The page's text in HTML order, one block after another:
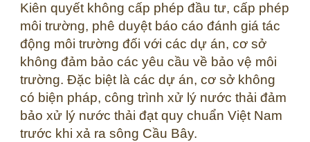
Kiên quyết không cấp phép đầu tư, cấp phép
môi trường, phê duyệt báo cáo đánh giá tác
động môi trường đối với các dự án, cơ sở
không đảm bảo các yêu cầu về bảo vệ môi
trường. Đặc biệt là các dự án, cơ sở không
có biện pháp, công trình xử lý nước thải đảm
bảo xử lý nước thải đạt quy chuẩn Việt Nam
trước khi xả ra sông Cầu Bây.